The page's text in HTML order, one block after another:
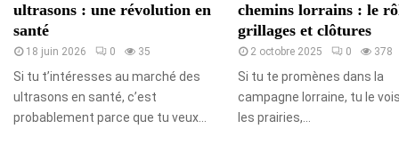
ultrasons : une révolution en
santé
18 juin 2026 0 35
Si tu t’intéresses au marché des
ultrasons en santé, c’est
probablement parce que tu veux...
chemins lorrains : le
grillages et clôtures
2 octobre 2025 0 378
Si tu te promènes dans la
campagne lorraine, tu le
les prairies,...